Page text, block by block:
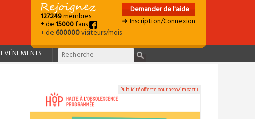
127249membres
+ de15000fans
+ de600000visiteurs/mois
Demander de l'aide
➜ Inscription/Connexion
EVÉNEMENTS
Publicité offerte pour asso/impact ℹ